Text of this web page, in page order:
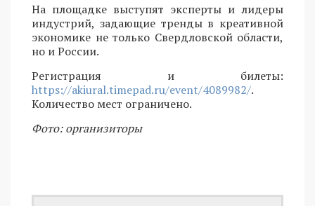
На площадке выступят эксперты и лидеры
индустрий, задающие тренды в креативной
экономике не только Свердловской области,
но и России.
Регистрация и билеты:
https://akiural.timepad.ru/event/4089982/.
Количество мест ограничено.
Фото: организиторы